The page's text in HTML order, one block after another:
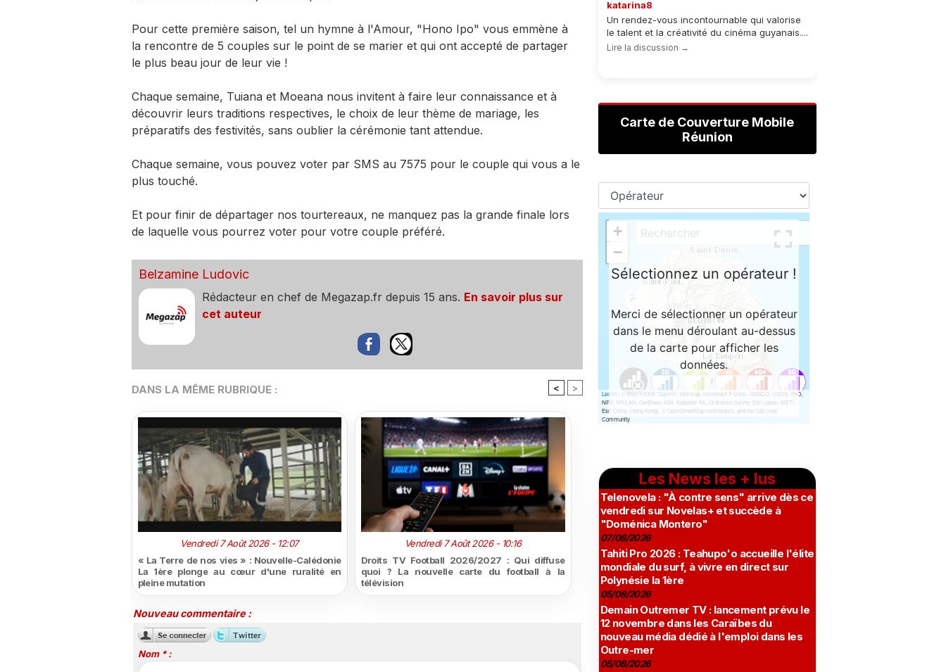
Pour cette première saison, tel un hymne à l'Amour, "Hono Ipo" vous emmène à
la rencontre de 5 couples sur le point de se marier et qui ont accepté de partager
le plus beau jour de leur vie !
Chaque semaine, Tuiana et Moeana nous invitent à faire leur connaissance et à
découvrir leurs traditions respectives, le choix de leur thème de mariage, les
préparatifs des festivités, sans oublier la cérémonie tant attendue.
Chaque semaine, vous pouvez voter par SMS au 7575 pour le couple qui vous a le
plus touché.
Et pour finir de départager nos tourtereaux, ne manquez pas la grande finale lors
de laquelle vous pourrez voter pour votre couple préféré.
Belzamine Ludovic
Rédacteur en chef de Megazap.fr depuis 15 ans. En savoir plus sur
cet auteur
DANS LA MÊME RUBRIQUE : < >
Vendredi 7 Août 2026 - 12:07
« La Terre de nos vies » : Nouvelle-Calédonie
La 1ère plonge au cœur d'une ruralité en
pleine mutation
Vendredi 7 Août 2026 - 10:16
Droits TV Football 2026/2027 : Qui diffuse
quoi ? La nouvelle carte du football à la
télévision
Nouveau commentaire :
Nom * :
katarina8
Un rendez-vous incontournable qui valorise
le talent et la créativité du cinéma guyanais....
Lire la discussion →
Carte de Couverture Mobile
Réunion
Les News les + lus
Telenovela : "À contre sens" arrive dès ce
vendredi sur Novelas+ et succède à
"Doménica Montero"
07/08/2026
Tahiti Pro 2026 : Teahupo'o accueille l'élite
mondiale du surf, à vivre en direct sur
Polynésie la 1ère
05/08/2026
Demain Outremer TV : lancement prévu le
12 novembre dans les Caraïbes du
nouveau média dédié à l'emploi dans les
Outre-mer
05/08/2026